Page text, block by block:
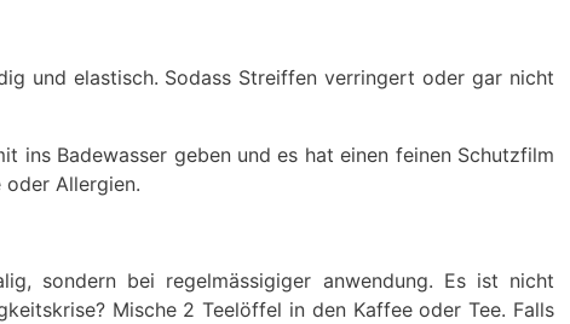
und elastisch. Sodass Streiffen verringert oder gar nicht
ins Badewasser geben und es hat einen feinen Schutzfilm
oder Allergien.
sondern bei regelmässigiger anwendung. Es ist nicht
Mische 2 Teelöffel in den Kaffee oder Tee. Falls